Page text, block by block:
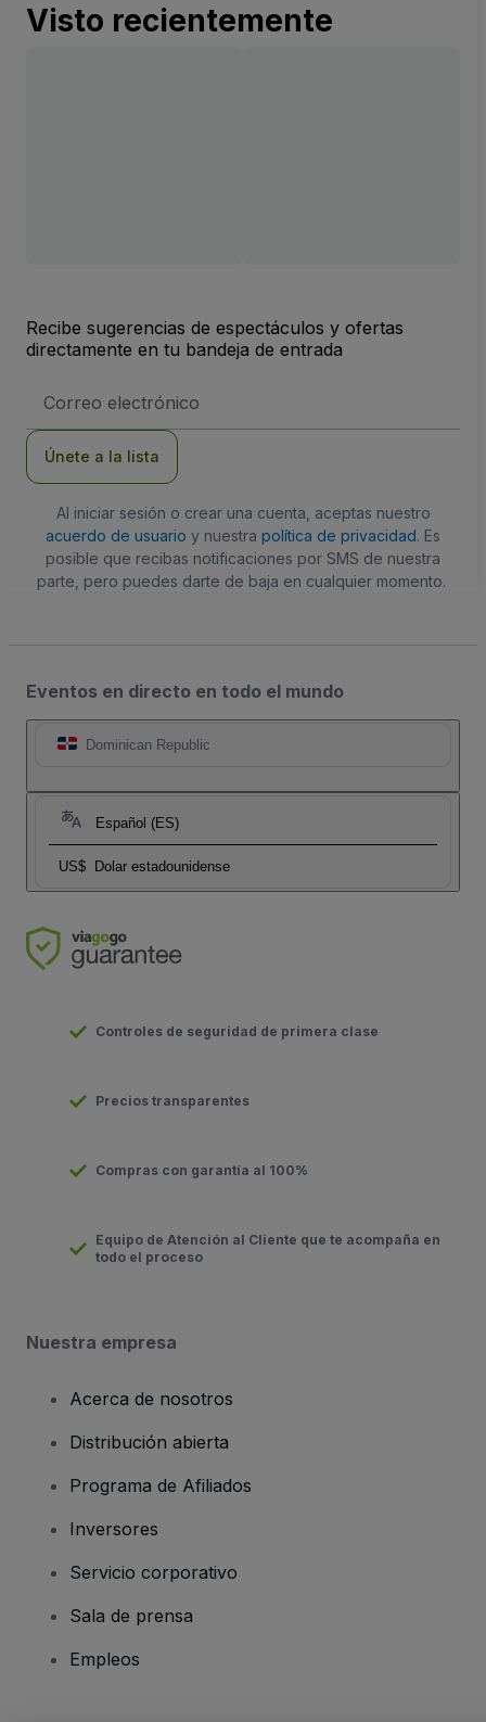
Visto recientemente
Recibe sugerencias de espectáculos y ofertas
directamente en tu bandeja de entrada
de
Únete a la lista
Al iniciar sesión o crear una cuenta, aceptas nuestro
acuerdo de usuario y nuestra política de privacidad. Es
posible que recibas notificaciones por SMS de nuestra
parte, pero puedes darte de baja en cualquier momento.
Eventos en directo en todo el mundo
Dominican Republic
Español (ES)
US$ Dolar estadounidense
Controles de seguridad de primera clase
Precios transparentes
Compras con garantía al 100%
Equipo de Atención al Cliente que te acompaña en
todo el proceso
Nuestra empresa
Acerca de nosotros
Distribución abierta
Programa de Afiliados
Inversores
Servicio corporativo
Sala de prensa
Empleos